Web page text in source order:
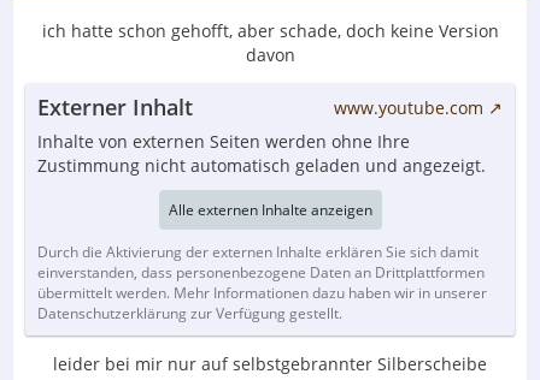
ich hatte schon gehofft, aber schade, doch keine Version
davon
Externer Inhalt
www.youtube.com
Inhalte von externen Seiten werden ohne Ihre
Zustimmung nicht automatisch geladen und angezeigt.
Alle externen Inhalte anzeigen
Durch die Aktivierung der externen Inhalte erklären Sie sich damit
einverstanden, dass personenbezogene Daten an Drittplattformen
übermittelt werden. Mehr Informationen dazu haben wir in unserer
Datenschutzerklärung zur Verfügung gestellt.
leider bei mir nur auf selbstgebrannter Silberscheibe